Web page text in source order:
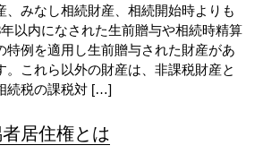
、みなし相続財産、相続開始時よりも
以内になされた生前贈与や相続時精算
特例を適用し生前贈与された財産があ
。これら以外の財産は、非課税財産と
続税の課税対 […]
居住権とは